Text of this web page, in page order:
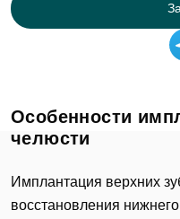
Особенности
челюсти
Имплантация верхних
восстановления